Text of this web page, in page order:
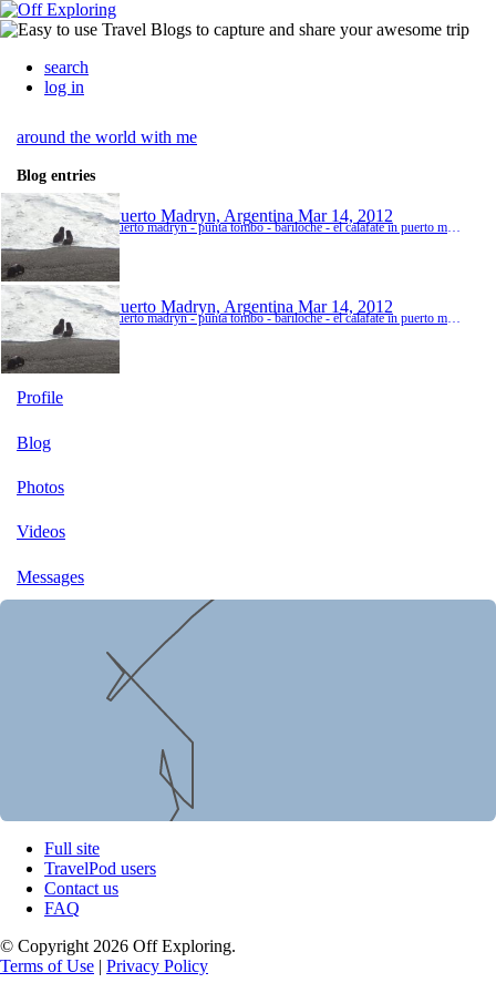
search
log in
around the world with me
Blog entries
Puerto Madryn, Argentina Mar 14, 2012
Puerto Madryn, Argentina Mar 14, 2012
puerto madryn - punta tombo - bariloche - el calafate in puerto madryn, womär härzlichst empfangä si wordä, acho heimer aus erst ä längä u usgibigä spaziergang am strand gmacht. ( missgeschick inclusive ;-)) für di nächstä 3 tage heimer äs outo gmiätät gha u si drmit uf dpeninsula valdes usägfahrä ir hoffnig mir gseh orcas. doch trotz optimaler bedingigä u hufäääää gedud vo ca 6h wartä hei sich di cheibä orcas nid wöuä zeigä la...
Profile
Blog
Photos
Videos
Messages
Full site
TravelPod users
Contact us
FAQ
© Copyright 2026 Off Exploring.
Terms of Use | Privacy Policy